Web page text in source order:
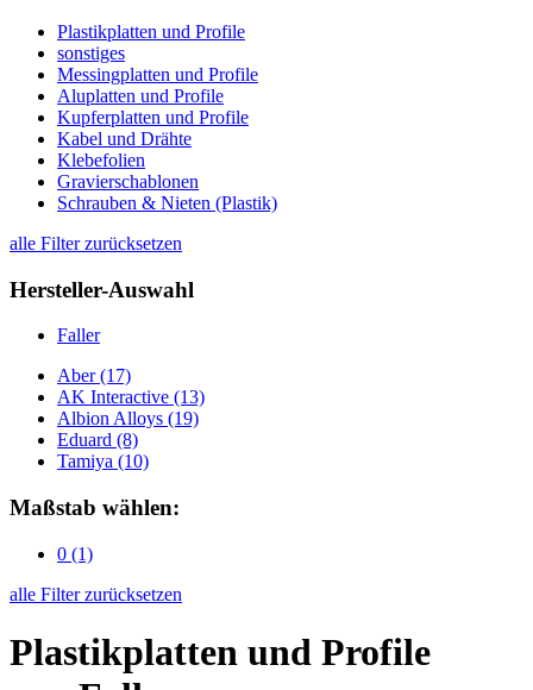
Plastikplatten und Profile
sonstiges
Messingplatten und Profile
Aluplatten und Profile
Kupferplatten und Profile
Kabel und Drähte
Klebefolien
Gravierschablonen
Schrauben & Nieten (Plastik)
alle Filter zurücksetzen
Hersteller-Auswahl
Faller
Aber(17)
AK Interactive (13)
Albion Alloys (19)
Eduard (8)
Tamiya (10)
Maßstab wählen:
0 (1)
alle Filter zurücksetzen
Plastikplatten und Profile